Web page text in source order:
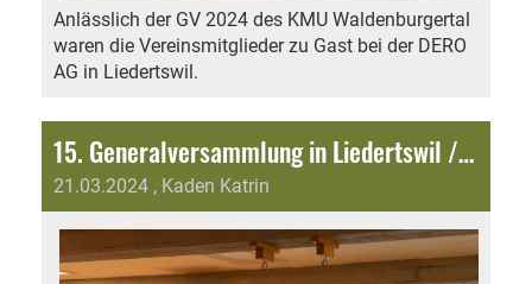
Anlässlich der GV 2024 des KMU Waldenburgertal
waren die Vereinsmitglieder zu Gast bei der DERO
AG in Liedertswil.
15. Generalversammlung in Liedertswil / Tschoppenhof
21.03.2024 , Kaden Katrin